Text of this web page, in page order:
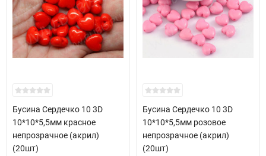
Бусина Сердечко 10 3D
10*10*5,5мм красное
непрозрачное (акрил)
(20шт)
Бусина Сердечко 10 3D
10*10*5,5мм розовое
непрозрачное (акрил)
(20шт)